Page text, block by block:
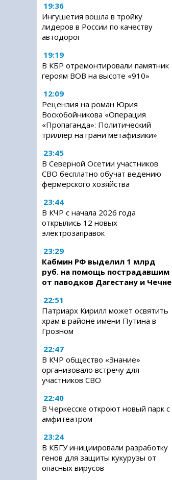
19:36
Ингушетия вошла в тройку
лидеров в России по качеству
автодорог
19:19
В КБР отремонтировали памятник
героям ВОВ на высоте «910»
12:09
Рецензия на роман Юрия
Воскобойникова «Операция
«Пропаганда»: Политический
триллер на грани метафизики»
23:45
В Северной Осетии участников
СВО бесплатно обучат ведению
фермерского хозяйства
23:44
В КЧР с начала 2026 года
открылись 12 новых
электрозаправок
23:29
Кабмин РФ выделил 1 млрд
руб. на помощь пострадавшим
от паводков Дагестану и Чечне
22:51
Патриарх Кирилл может освятить
храм в районе имени Путина в
Грозном
22:47
В КЧР общество «Знание»
организовало встречу для
участников СВО
22:40
В Черкесске откроют новый парк с
амфитеатром
23:24
В КБГУ инициировали разработку
генов для защиты кукурузы от
опасных вирусов